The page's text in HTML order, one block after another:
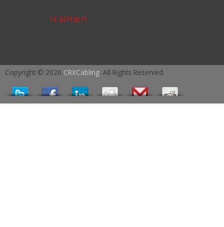
더 읽어보기
Copyright © 2026 CRXCabling. All Rights Reserved.